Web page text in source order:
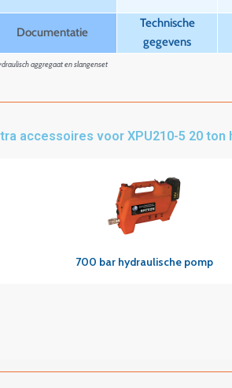
Documentatie
Technische
gegevens
aggregaat en slangenset
accessoires voor XPU210-5 20 ton
Snel overzicht
700 bar hydraulische pomp